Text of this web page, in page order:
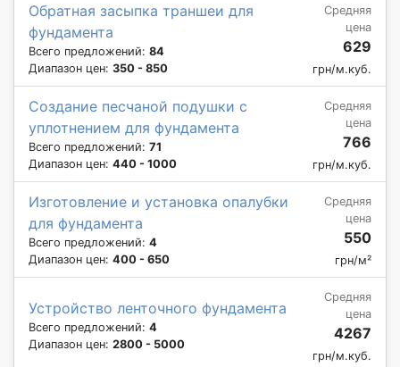
Обратная засыпка траншеи для
фундамента
Всего предложений: 84
Диапазон цен: 350 - 850
Средняя
цена
629
грн/м.куб.
Создание песчаной подушки с
уплотнением для фундамента
Всего предложений: 71
Диапазон цен: 440 - 1000
Средняя
цена
766
грн/м.куб.
Изготовление и установка опалубки
для фундамента
Всего предложений: 4
Диапазон цен: 400 - 650
Средняя
цена
550
грн/м²
Устройство ленточного фундамента
Всего предложений: 4
Диапазон цен: 2800 - 5000
Средняя
цена
4267
грн/м.куб.